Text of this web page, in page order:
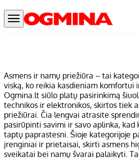
Asmens ir namų priežiūra – tai
viską, ko reikia kasdieniam komfortui
Ogmina.lt siūlo platų pasirinkimą
technikos ir elektronikos, skirtos tiek
priežiūrai. Čia lengvai atrasite
pasirūpinti savimi ir savo aplinka, kad
taptų paprastesni. Šioje kategorijoje
įrenginiai ir prietaisai, skirti asmens
sveikatai bei namų švarai palaikyti.